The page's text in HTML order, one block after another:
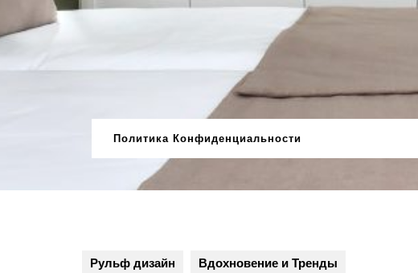
содержимому
Политика Конфиденциальности
Рульф дизайн Вдохновение и Тренды